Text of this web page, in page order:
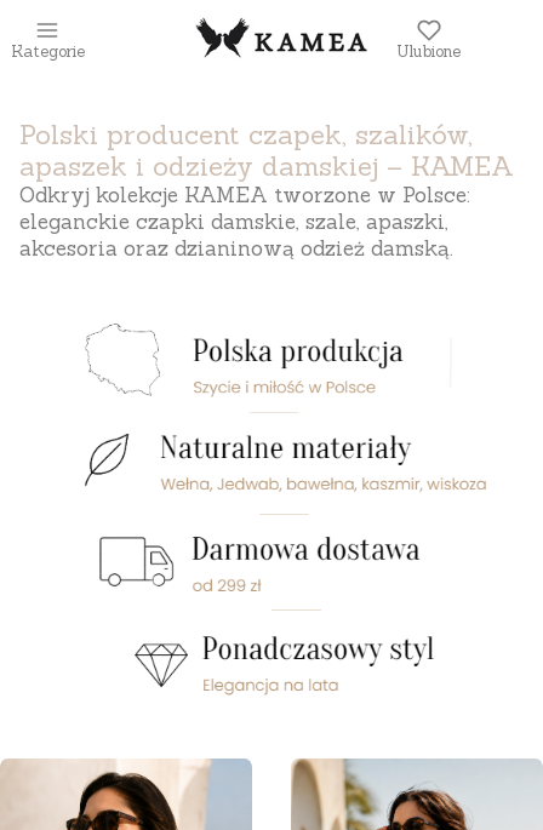
Kategorie Ulubione
Polski producent czapek, szalików,
apaszek i odzieży damskiej – KAMEA
Odkryj kolekcje KAMEA tworzone w Polsce:
eleganckie czapki damskie, szale, apaszki,
akcesoria oraz dzianinową odzież damską.